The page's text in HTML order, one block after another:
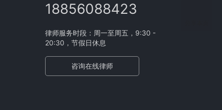
18856088423
律师服务时段：周一至周五，9:30 -
20:30，节假日休息
咨询在线律师